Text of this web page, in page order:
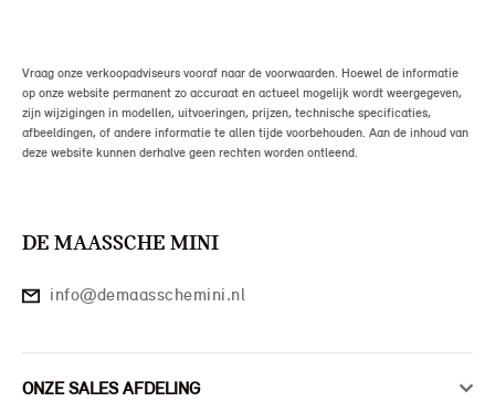
Vraag onze verkoopadviseurs vooraf naar de voorwaarden. Hoewel de informatie
op onze website permanent zo accuraat en actueel mogelijk wordt weergegeven,
zijn wijzigingen in modellen, uitvoeringen, prijzen, technische specificaties,
afbeeldingen, of andere informatie te allen tijde voorbehouden. Aan de inhoud van
deze website kunnen derhalve geen rechten worden ontleend.
DE MAASSCHE MINI
info@demaasschemini.nl
ONZE SALES AFDELING